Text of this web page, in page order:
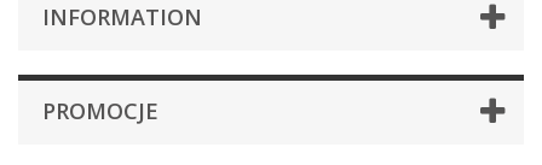
INFORMATION
PROMOCJE